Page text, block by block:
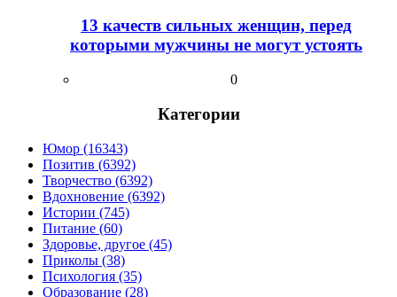
13 качеств сильных женщин, перед
которыми мужчины не могут устоять
0
Категории
Юмор (16343)
Позитив (6392)
Творчество (6392)
Вдохновение (6392)
Истории (745)
Питание (60)
Здоровье, другое (45)
Приколы (38)
Психология (35)
Образование (28)